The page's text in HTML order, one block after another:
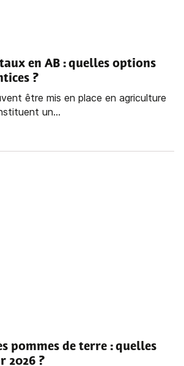
en AB : quelles options
?
être mis en place en agriculture
un...
pommes de terre : quelles
2026 ?